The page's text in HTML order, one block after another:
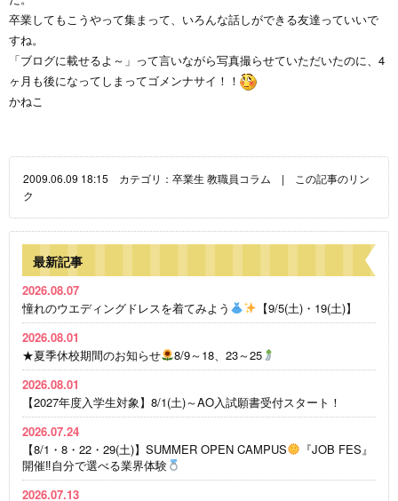
卒業してもこうやって集まって、いろんな話しができる友達っていいで
すね。
「ブログに載せるよ～」って言いながら写真撮らせていただいたのに、4
ヶ月も後になってしまってゴメンナサイ！！
かねこ
2009.06.09 18:15 カテゴリ： 卒業生 教職員コラム |
この記事のリン
ク
最新記事
2026.08.07
憧れのウエディングドレスを着てみよう
【9/5(土)・19(土)】
2026.08.01
★夏季休校期間のお知らせ
8/9～18、23～25
2026.08.01
【2027年度入学生対象】8/1(土)～AO入試願書受付スタート！
2026.07.24
【8/1・8・22・29(土)】SUMMER OPEN CAMPUS
『JOB FES』
開催‼自分で選べる業界体験
2026.07.13